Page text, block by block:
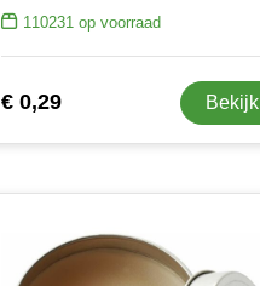
110231 op voorraad
€ 0,29 Bekijk